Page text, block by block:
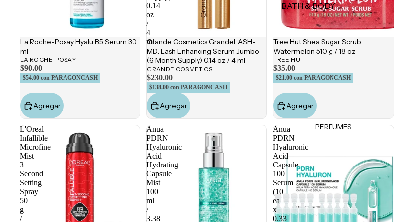
Olaplex
Klorane
Garnier
Color WOW
Moroccanoil
BATH & BODY
Jabones y geles
Exfoliantes
Desodorantes
Accesorios
LOCIONES E HIDRATANTES
Hidratantes
Tratamientos
Manos & pies
MAQUILLAJE CORPORAL
Autobronceadores
Bronzers e iluminadores
PERFUMES
La Roche-Posay Hyalu B5 Serum 30
ml
LA ROCHE-POSAY
$90.00
$54.00 con PARAGONCASH
Agregar
0.14
oz
/
4
ml
Grande Cosmetics GrandeLASH-
MD: Lash Enhancing Serum Jumbo
(6 Month Supply) 0.14 oz / 4 ml
GRANDE COSMETICS
$230.00
$138.00 con PARAGONCASH
Agregar
Tree Hut Shea Sugar Scrub
Watermelon 510 g / 18 oz
TREE HUT
$35.00
$21.00 con PARAGONCASH
Agregar
L'Oreal
Infallible
Microfine
Mist
3-
Second
Setting
Spray
50
g
/
Anua
PDRN
Hyaluronic
Acid
Hydrating
Capsule
Mist
100
ml
/
3.38
Anua
PDRN
Hyaluronic
Acid
Capsule
100
Serum
(10
ea
x
0.33